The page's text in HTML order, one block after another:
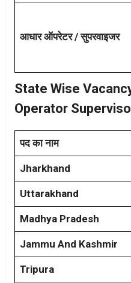
आधार ऑपरेटर / सुपरवाइजर
State Wise
Operator
पद का नाम
Jharkhand
Uttarakhand
Madhya Pradesh
Jammu And Kashmir
Tripura